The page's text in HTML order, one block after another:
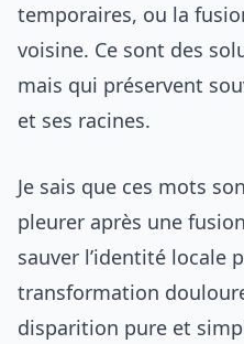
temporaires, ou la
voisine. Ce sont des
mais qui préservent
et ses racines.
Je sais que ces mots
pleurer après une
sauver l’identité locale
transformation
disparition pure et